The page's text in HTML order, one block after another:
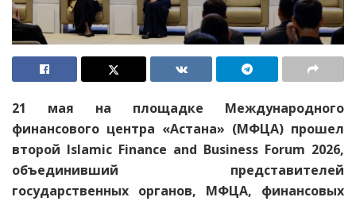
21 мая на площадке Международного
финансового центра «Астана» (МФЦА) прошел
второй Islamic Finance and Business Forum 2026,
объединивший представителей
государственных органов, МФЦА, финансовых